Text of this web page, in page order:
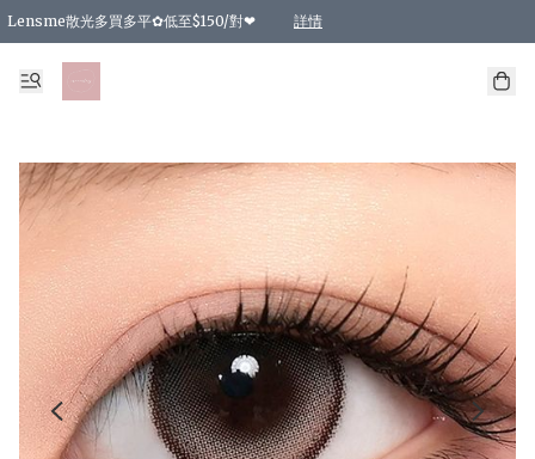
Lensme散光多買多平✿低至$150/對❤ 詳情
台灣Karacon⁩✧日拋 特價清貨❁⃘
日本韓國多款日/月拋現貨☼ 特價❤︎數量有限 售完即止
🇰🇷韓國多款月拋現貨 特價兩對$99✿數量有限 售完即止♫
精選商品，任選買2件或以上9 折；買4件或以上85 折；買6件或以上8 折
精選商品，任選買2件HKD 140.00；買4件HKD 260.00
精選商品，任選買2件HKD 190.00；買4件HKD 360.00
精選商品，任選買2件HKD 110.00；買4件HKD 180.00
精選商品，任選買2件HKD 170.00；買4件HKD 320.00
精選商品，任選買2件或以上減HKD 148.00
精選商品，任選買2件或以上減HKD 148.00
精選商品，任選買2件或以上95 折；買4件或以上9 折；買6件或以上85 折；買8件
精選商品，任選買12件或以上87 折
精選商品，任選買2件或以上減HKD 16.00；買4件或以上減HKD 32.00；買6
精選商品，任選買2件或以上95 折；買4件或以上9 折；買8件或以上85 折；買12
購物滿 HKD 800.00即享免運費優惠！（適用於 特定的送貨方式 )